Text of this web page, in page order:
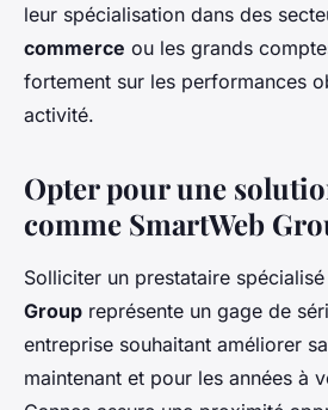
leur spécialisation dans des
commerce ou les grands
fortement sur les performances
activité.
Opter pour une
comme SmartWeb
Solliciter un prestataire
Group représente un gage de
entreprise souhaitant améliorer
maintenant et pour les années à